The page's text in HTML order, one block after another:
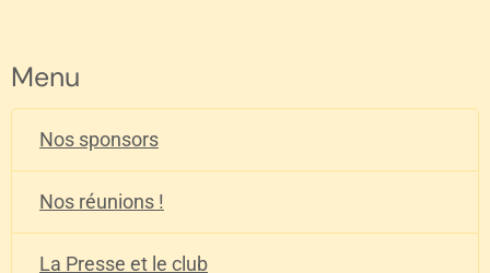
Menu
Nos sponsors
Nos réunions !
La Presse et le club